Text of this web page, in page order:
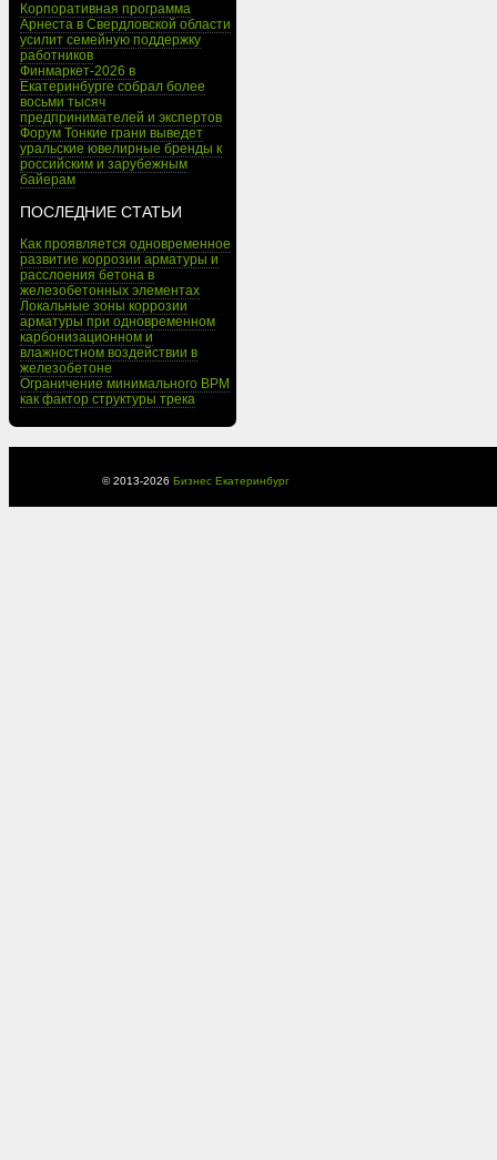
Корпоративная программа
Арнеста в Свердловской области
усилит семейную поддержку
работников
Финмаркет-2026 в
Екатеринбурге собрал более
восьми тысяч
предпринимателей и экспертов
Форум Тонкие грани выведет
уральские ювелирные бренды к
российским и зарубежным
байерам
ПОСЛЕДНИЕ СТАТЬИ
Как проявляется одновременное
развитие коррозии арматуры и
расслоения бетона в
железобетонных элементах
Локальные зоны коррозии
арматуры при одновременном
карбонизационном и
влажностном воздействии в
железобетоне
Ограничение минимального BPM
как фактор структуры трека
© 2013-2026 Бизнес Екатеринбург